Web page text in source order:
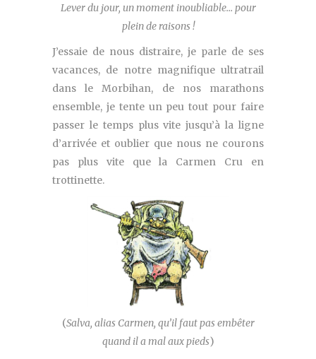
Lever du jour, un moment inoubliable… pour
plein de raisons !
J’essaie de nous distraire, je parle de ses
vacances, de notre magnifique ultratrail
dans le Morbihan, de nos marathons
ensemble, je tente un peu tout pour faire
passer le temps plus vite jusqu’à la ligne
d’arrivée et oublier que nous ne courons
pas plus vite que la Carmen Cru en
trottinette.
(Salva, alias Carmen, qu’il faut pas embêter
quand il a mal aux pieds)